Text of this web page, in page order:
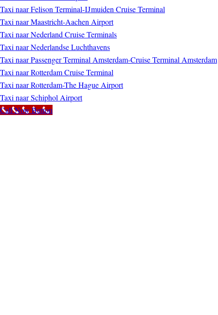
Taxi naar Felison Terminal-IJmuiden Cruise Terminal
Taxi naar Maastricht-Aachen Airport
Taxi naar Nederland Cruise Terminals
Taxi naar Nederlandse Luchthavens
Taxi naar Passenger Terminal Amsterdam-Cruise Terminal Amsterdam
Taxi naar Rotterdam Cruise Terminal
Taxi naar Rotterdam-The Hague Airport
Taxi naar Schiphol Airport
Call Now Button